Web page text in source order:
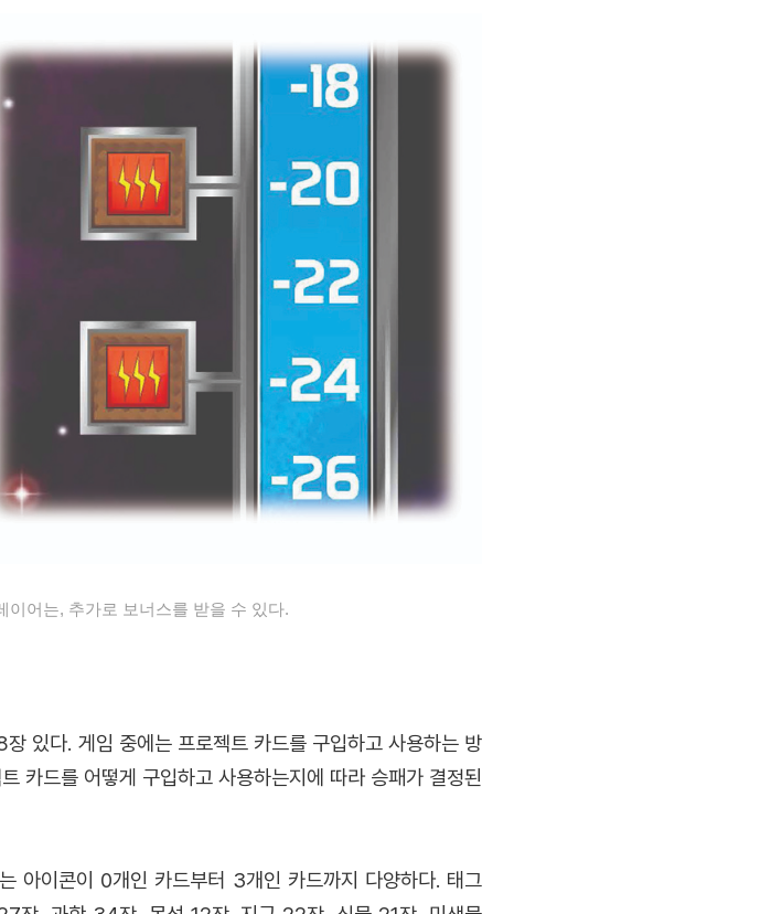
이어는, 추가로 보너스를 받을 수 있다.
있다. 게임 중에는 프로젝트 카드를 구입하고 사용하는 방
카드를 어떻게 구입하고 사용하는지에 따라 승패가 결정된
아이콘이 0개인 카드부터 3개인 카드까지 다양하다. 태그